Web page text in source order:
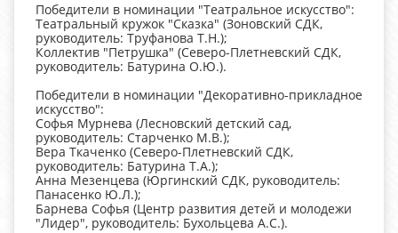
Победители в номинации "Театральное искусство":
Театральный кружок "Сказка" (Зоновский СДК,
руководитель: Труфанова Т.Н.);
Коллектив "Петрушка" (Северо-Плетневский СДК,
руководитель: Батурина О.Ю.).
Победители в номинации "Декоративно-прикладное
искусство":
Софья Мурнева (Лесновский детский сад,
руководитель: Старченко М.В.);
Вера Ткаченко (Северо-Плетневский СДК,
руководитель: Батурина Т.А.);
Анна Мезенцева (Юргинский СДК, руководитель:
Панасенко Ю.Л.);
Барнева Софья (Центр развития детей и молодежи
"Лидер", руководитель: Бухольцева А.С.).